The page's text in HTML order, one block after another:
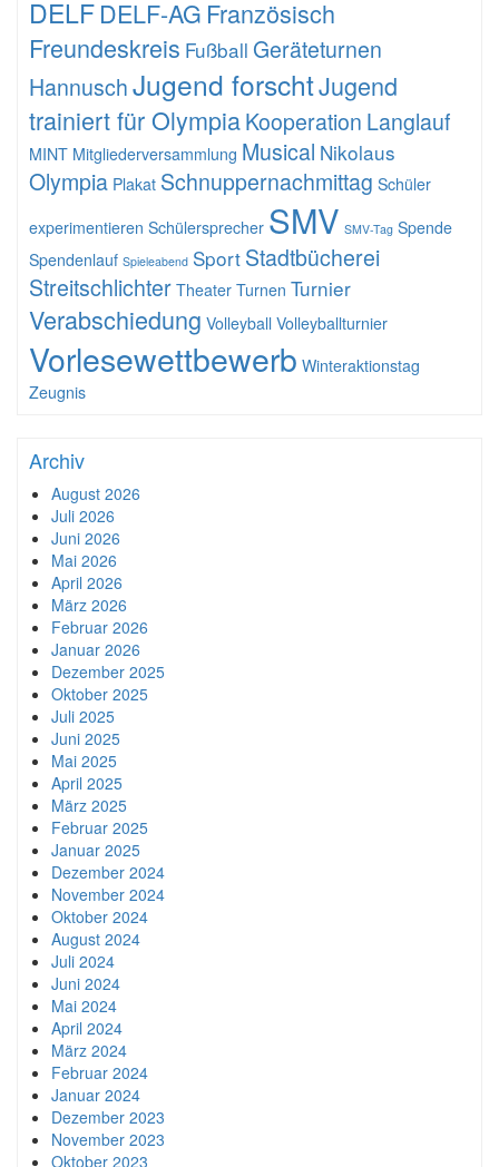
DELFDELF-AG Französisch
Freundeskreis Fußball Geräteturnen
HannuschJugend forschtJugend
trainiert für OlympiaKooperation Langlauf
MINT Mitgliederversammlung Musical Nikolaus
Olympia Plakat Schnuppernachmittag Schüler
experimentieren Schülersprecher SMV SMV-Tag Spende
Spendenlauf Spieleabend Sport Stadtbücherei
Streitschlichter Theater Turnen Turnier
Verabschiedung Volleyball Volleyballturnier
Vorlesewettbewerb Winteraktionstag
Zeugnis
Archiv
August 2026
Juli 2026
Juni 2026
Mai 2026
April 2026
März 2026
Februar 2026
Januar 2026
Dezember 2025
Oktober 2025
Juli 2025
Juni 2025
Mai 2025
April 2025
März 2025
Februar 2025
Januar 2025
Dezember 2024
November 2024
Oktober 2024
August 2024
Juli 2024
Juni 2024
Mai 2024
April 2024
März 2024
Februar 2024
Januar 2024
Dezember 2023
November 2023
Oktober 2023